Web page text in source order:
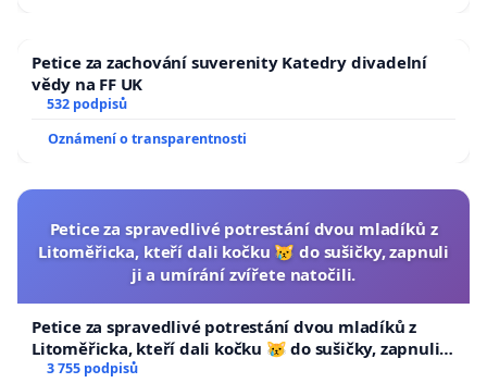
Petice za zachování suverenity Katedry divadelní
vědy na FF UK
532 podpisů
Oznámení o transparentnosti
Petice za spravedlivé potrestání dvou mladíků z
Litoměřicka, kteří dali kočku 😿 do sušičky, zapnuli
ji a umírání zvířete natočili.
Petice za spravedlivé potrestání dvou mladíků z
Litoměřicka, kteří dali kočku 😿 do sušičky, zapnuli ji
a umírání zvířete natočili.
3 755 podpisů